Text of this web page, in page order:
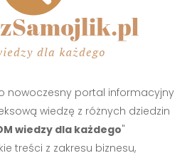
nowoczesny portal informacyjny
wiedzę z różnych dziedzin
wiedzy dla każdego"
treści z zakresu biznesu,